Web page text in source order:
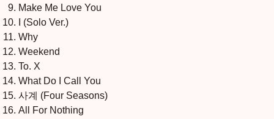
Make Me Love You
I (Solo Ver.)
Why
Weekend
To. X
What Do I Call You
사계 (Four Seasons)
All For Nothing